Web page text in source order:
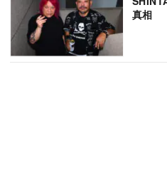
真相